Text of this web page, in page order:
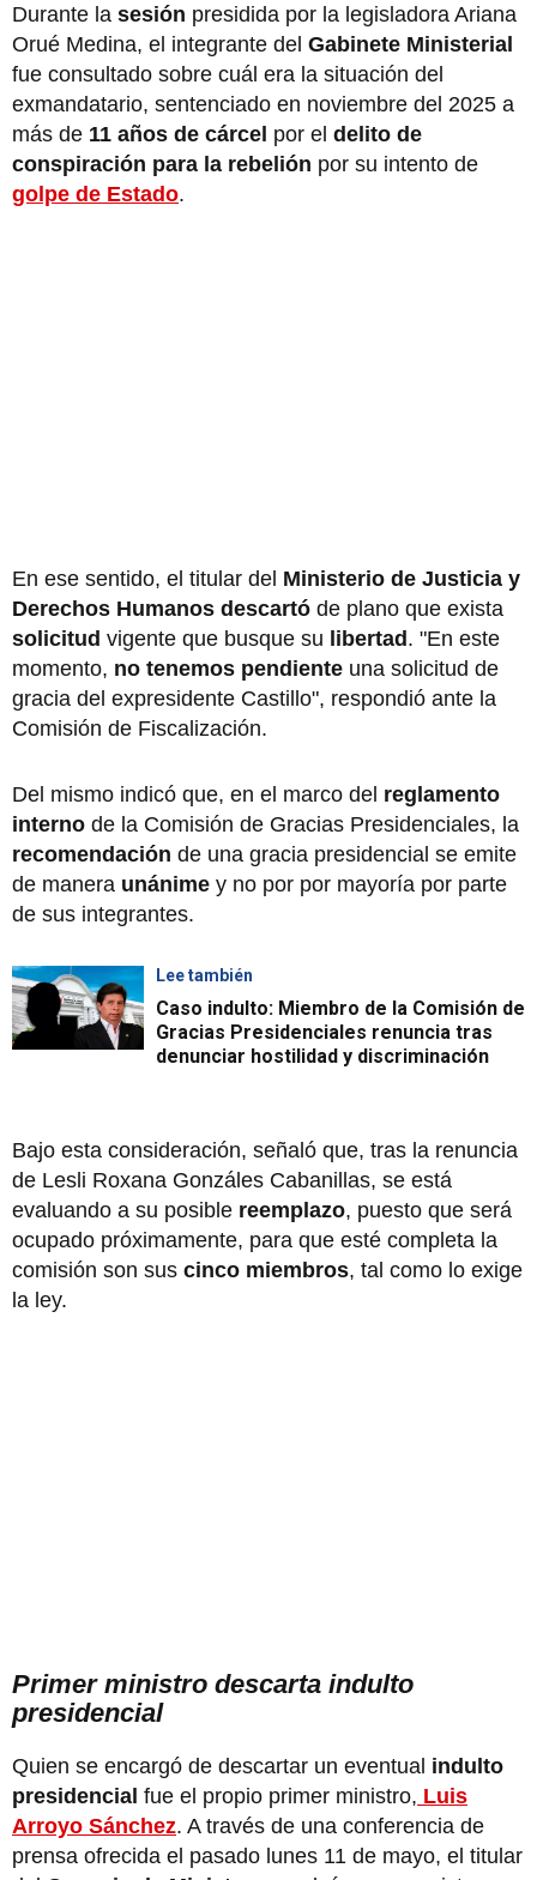
Durante la sesión presidida por la legisladora Ariana
Orué Medina, el integrante del Gabinete Ministerial
fue consultado sobre cuál era la situación del
exmandatario, sentenciado en noviembre del 2025 a
más de 11 años de cárcel por el delito de
conspiración para la rebelión por su intento de
golpe de Estado.
En ese sentido, el titular del Ministerio de Justicia y
Derechos Humanos descartó de plano que exista
solicitud vigente que busque su libertad. "En este
momento, no tenemos pendiente una solicitud de
gracia del expresidente Castillo", respondió ante la
Comisión de Fiscalización.
Del mismo indicó que, en el marco del reglamento
interno de la Comisión de Gracias Presidenciales, la
recomendación de una gracia presidencial se emite
de manera unánime y no por por mayoría por parte
de sus integrantes.
Lee también
Caso indulto: Miembro de la Comisión de
Gracias Presidenciales renuncia tras
denunciar hostilidad y discriminación
Bajo esta consideración, señaló que, tras la renuncia
de Lesli Roxana Gonzáles Cabanillas, se está
evaluando a su posible reemplazo, puesto que será
ocupado próximamente, para que esté completa la
comisión son sus cinco miembros, tal como lo exige
la ley.
Primer ministro descarta indulto
presidencial
Quien se encargó de descartar un eventual indulto
presidencial fue el propio primer ministro, Luis
Arroyo Sánchez. A través de una conferencia de
prensa ofrecida el pasado lunes 11 de mayo, el titular